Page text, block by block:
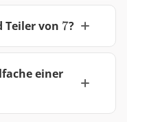
Teiler von 7
7?
einer